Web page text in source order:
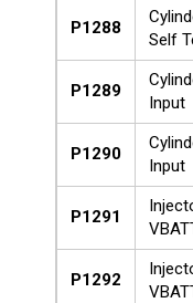
P1288
Self
P1289
Input
P1290
Input
P1291
P1292